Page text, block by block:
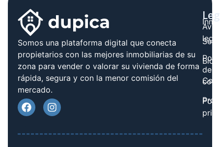
Somos una plataforma digital que conecta
propietarios con las mejores inmobiliarias de su
zona para vender o valorar su vivienda de forma
rápida, segura y con la menor comisión del
mercado.
Blog
legal
de